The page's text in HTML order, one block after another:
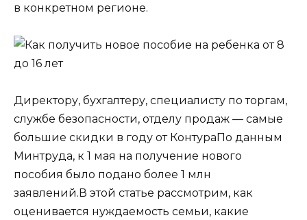
в конкретном регионе.
Директору, бухгалтеру, специалисту по торгам,
службе безопасности, отделу продаж — самые
большие скидки в году от КонтураПо данным
Минтруда, к 1 мая на получение нового
пособия было подано более 1 млн
заявлений.В этой статье рассмотрим, как
оценивается нуждаемость семьи, какие